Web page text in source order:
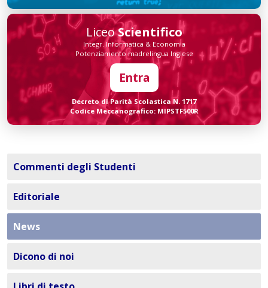
LiceoScientifico
Integr. Informatica & Economia
Potenziamento madrelingua Inglese
Entra
Decreto di Parità Scolastica N. 1717
Codice Meccanografico: MIPSTF500R
Commenti degli Studenti
Editoriale
News
Dicono di noi